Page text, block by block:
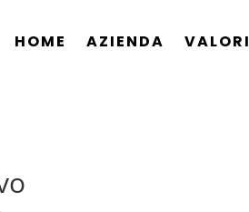
HOME AZIENDA VALORI